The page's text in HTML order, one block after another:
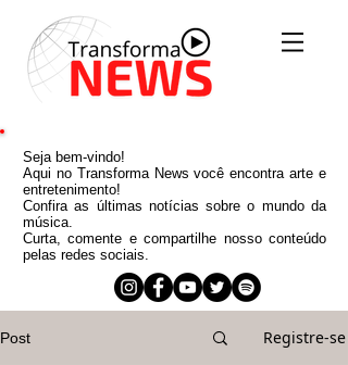
Seja bem-vindo!
Aqui no Transforma News você encontra arte e
entretenimento!
Confira as últimas notícias sobre o mundo da
música.
Curta, comente e compartilhe nosso conteúdo
pelas redes sociais.
Post Registre-se